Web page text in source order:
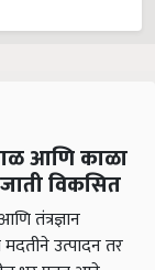
आणि काळा
विकसित
तंत्रज्ञान
उत्पादन तर